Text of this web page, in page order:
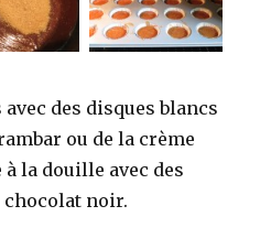
des disques blancs
ou de la crème
la douille avec des
chocolat noir.